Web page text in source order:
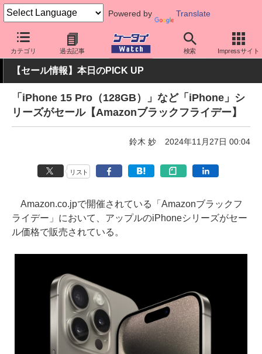
Powered by Translate
カテゴリ 過去記事 検索 Impressサイト
ケータイ Watch OS iPhone (iOS) iPhone本体
【セール情報】本日のPICK UP
「iPhone 15 Pro（128GB）」など「iPhone」シ
リーズがセール【Amazonブラックフライデー】
鈴木 妙 2024年11月27日 00:04
リスト
Amazon.co.jpで開催されている「Amazonブラックフ
ライデー」において、アップルのiPhoneシリーズがセー
ル価格で販売されている。